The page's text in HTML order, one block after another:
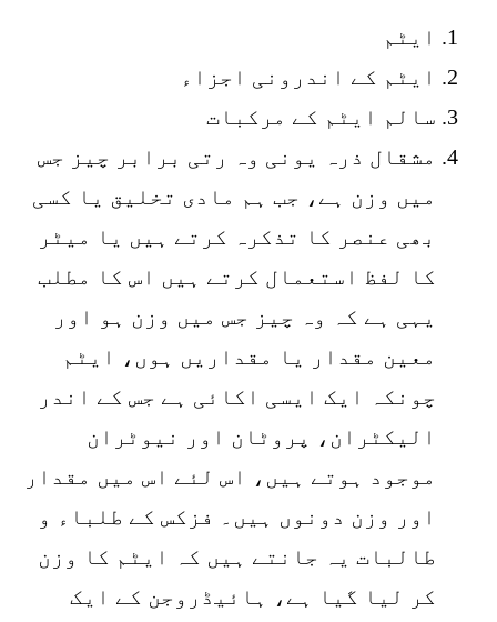
ایٹم
ایٹم کے اندرونی اجزاء
سالم ایٹم کے مرکبات
مشقال ذرہ یونی وہ رتی برابر چیز جس
میں وزن ہے، جب ہم مادی تخلیق یا کسی
بھی عنصر کا تذکرہ کرتے ہیں یا میٹر
کا لفظ استعمال کرتے ہیں اس کا مطلب
یہی ہے کہ وہ چیز جس میں وزن ہو اور
معین مقدار یا مقداریں ہوں، ایٹم
چونکہ ایک ایسی اکائی ہے جس کے اندر
الیکٹران، پروٹان اور نیوٹران
موجود ہوتے ہیں، اس لئے اس میں مقدار
اور وزن دونوں ہیں۔ فزکس کے طلباء و
طالبات یہ جانتے ہیں کہ ایٹم کا وزن
کر لیا گیا ہے، ہائیڈروجن کے ایک